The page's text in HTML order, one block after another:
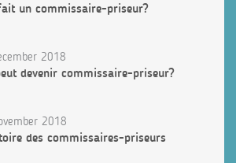
un commissaire-priseur?
2018
devenir commissaire-priseur?
2018
des commissaires-priseurs